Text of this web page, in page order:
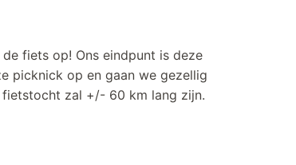
fiets op! Ons eindpunt is deze
picknick op en gaan we gezellig
fietstocht zal +/- 60 km lang zijn.